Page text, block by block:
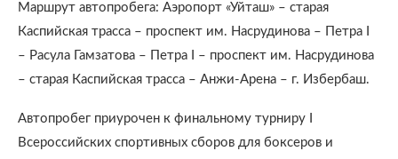
Маршрут автопробега: Аэропорт «Уйташ» – старая
Каспийская трасса – проспект им. Насрудинова – Петра I
– Расула Гамзатова – Петра I – проспект им. Насрудинова
– старая Каспийская трасса – Анжи-Арена – г. Избербаш.
Автопробег приурочен к финальному турниру I
Всероссийских спортивных сборов для боксеров и